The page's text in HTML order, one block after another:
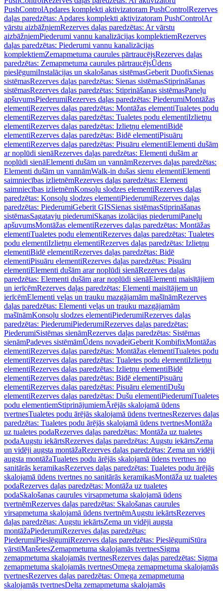
PushControlApdares komplekti aktivizatoram PushControlRezerves
daļas paredzētas: Apdares komplekti aktivizatoram PushControlAr
vārstu aizbāžņiemRezerves daļas paredzētas: Ar vārstu
aizbāžņiemPiederumi vannu kanalizācijas komplektiemRezerves
daļas paredzētas: Piederumi vannu kanalizācijas
komplektiemZemapmetuma caurules pārtraucējsRezerves daļas
paredzētas: Zemapmetuma caurules pārtraucējsŪdens
pieslēgumiInstalācijas un skalošanas sistēmasGeberit DuofixSienas
sistēmasRezerves daļas paredzētas: Sienas sistēmasStiprināšanas
sistēmasRezerves daļas paredzētas: Stiprināšanas sistēmasPaneļu
apšuvumsPiederumiRezerves daļas paredzētas: PiederumiMontāžas
elementiRezerves daļas paredzētas: Montāžas elementiTualetes podu
elementiRezerves daļas paredzētas: Tualetes podu elementiIzlietņu
elementiRezerves daļas paredzētas: Izlietņu elementiBidē
elementiRezerves daļas paredzētas: Bidē elementiPisuāru
elementiRezerves daļas paredzētas: Pisuāru elementiElementi dušām
ar noplūdi sienāRezerves daļas paredzētas: Elementi dušām ar
noplūdi sienāElementi dušām un vannāmRezerves daļas paredzētas:
Elementi dušām un vannāmWalk-in dušas sienu elementiElementi
saimniecības izlietnēmRezerves daļas paredzētas: Elementi
saimniecības izlietnēmKonsoļu slodzes elementiRezerves daļas
paredzētas: Konsoļu slodzes elementiPiederumiRezerves daļas
paredzētas: PiederumiGeberit GISSienas sistēmasStiprināšanas
sistēmasSagatavju piederumiSkaņas izolācijas piederumiPaneļu
apšuvumsMontāžas elementiRezerves daļas paredzētas: Montāžas
elementiTualetes podu elementiRezerves daļas paredzētas: Tualetes
podu elementiIzlietņu elementiRezerves daļas paredzētas: Izlietņu
elementiBidē elementiRezerves daļas paredzētas: Bidē
elementiPisuāru elementiRezerves daļas paredzētas: Pisuāru
elementiElementi dušām arar noplūdi sienāRezerves daļas
paredzētas: Elementi dušām arar noplūdi sienāElementi maisītājiem
un ierīcēmRezerves daļas paredzētas: Elementi maisītājiem un
ierīcēmElementi veļas un trauku mazgājamām mašīnāmRezerves
daļas paredzētas: Elementi veļas un trauku mazgājamām
mašīnāmKonsoļu slodzes elementiPiederumiRezerves daļas
paredzētas: PiederumiPiederumiRezerves daļas paredzētas:
PiederumiSistēmas sienāmRezerves daļas paredzētas: Sistēmas
sienāmPadeves sistēmāmŪdens novadeiGeberit KombifixMontāžas
elementiRezerves daļas paredzētas: Montāžas elementiTualetes podu
elementiRezerves daļas paredzētas: Tualetes podu elementiIzlietņu
elementiRezerves daļas paredzētas: Izlietņu elementiBidē
elementiRezerves daļas paredzētas: Bidē elementiPisuāru
elementiRezerves daļas paredzētas: Pisuāru elementiDušu
elementiRezerves daļas paredzētas: Dušu elementiPiederumiTualetes
podu elementiemStiprinājumiemĀrējās skalojamā ūdens
tvertnesTualetes podu ārējās skalojamā ūdens tvertnesRezerves daļas
paredzētas: Tualetes podu ārējās skalojamā ūdens tvertnesMontāža
uz tualetes podaRezerves daļas paredzētas: Montāža uz tualetes
podaAugstu iekārtsRezerves daļas paredzētas: Augstu iekārtsZema
un vidēji augsta montāžaRezerves daļas paredzētas: Zema un vidēji
augsta montāžaTualetes podu ārējās skalojamā ūdens tvertnes no
sanitārās keramikasRezerves daļas paredzētas: Tualetes podu ārējās
skalojamā ūdens tvertnes no sanitārās keramikasMontāža uz tualetes
podaRezerves daļas paredzētas: Montāža uz tualetes
podaSkalošanas caurules virsapmetuma skalojamā ūdens
tvertnēmRezerves daļas paredzētas: Skalošanas caurules
virsapmetuma skalojamā ūdens tvertnēmAugstu iekārtsRezerves
daļas paredzētas: Augstu iekārtsZema un vidēji augsta
montāžaPiederumiRezerves daļas paredzētas:
PiederumiPieslēgumiRezerves daļas paredzētas: PieslēgumiStūra
vārstiManšetesZemapmetuma skalojamās tvertnesSigma
zemapmetuma skalojamās tvertnesRezerves daļas paredzētas: Sigma
zemapmetuma skalojamās tvertnesOmega zemapmetuma skalojamās
tvertnesRezerves daļas paredzētas: Omega zemapmetuma
skalojamās tvertnesDelta zemapmetuma skalojamās